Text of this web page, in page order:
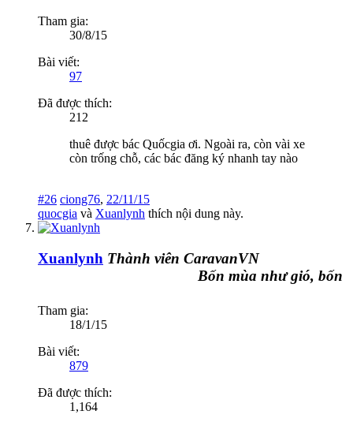
Tham gia:
30/8/15
Bài viết:
97
Đã được thích:
212
thuê được bác Quốcgia ơi. Ngoài ra, còn vài xe
còn trống chỗ, các bác đăng ký nhanh tay nào
#26 ciong76, 22/11/15
quocgia và Xuanlynh thích nội dung này.
Xuanlynh Thành viên CaravanVN
Bốn mùa như gió, bốn
Tham gia:
18/1/15
Bài viết:
879
Đã được thích:
1,164